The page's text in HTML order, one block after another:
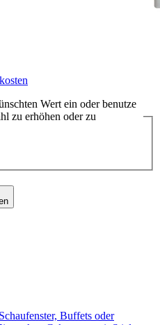
Wert ein oder benutze
zu erhöhen oder zu
Buffets oder